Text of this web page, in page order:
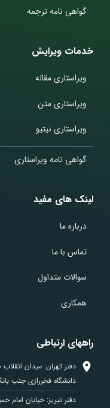
گواهی نامه ترجمه
خدمات ویرایش
ویراستاری مقاله
ویراستاری متن
ویراستاری نیتیو
گواهی نامه ویراستاری
لینک های مفید
درباره ما
تماس با ما
سوالات متداول
همکاری
راههای ارتباطی
دفتر تهران: میدان
دانشگاه فخررازی جنب بانک
دفتر تبریز: خیابان